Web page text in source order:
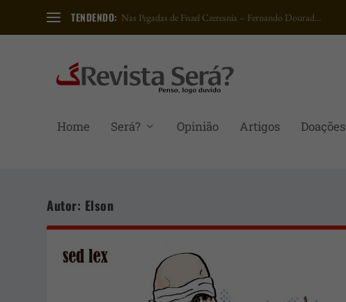
TENDENDO: Carta a um amigo petista – Elimar Pinheiro do Nas...
Home Será? Opinião Artigos Doações
Autor: Elson